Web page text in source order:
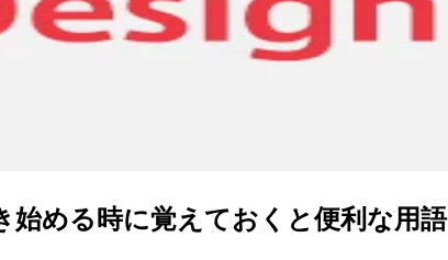
める時に覚えておくと便利な用語